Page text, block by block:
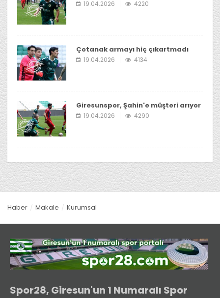
19.04.2026 4220
Çotanak armayı hiç çıkartmadı
19.04.2026 4134
Giresunspor, Şahin'e müşteri arıyor
19.04.2026 4290
Haber Makale Kurumsal
Spor28, Giresun'un 1 Numaralı Spor